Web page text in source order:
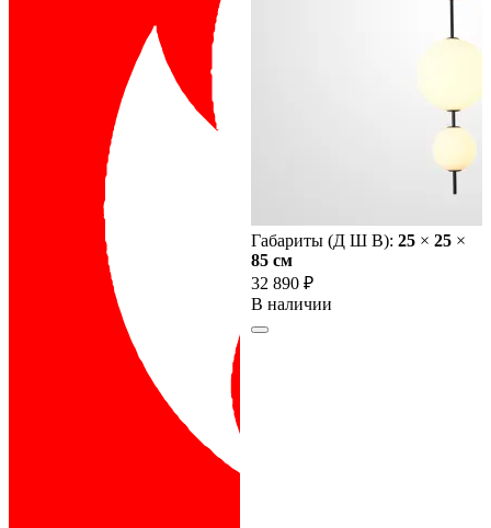
Габариты (Д Ш В): 25 × 25 ×
85 cм
32 890 ₽
В наличии